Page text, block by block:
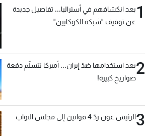
1بعد انكشافهم في أستراليا... تفاصيل جديدة
عن توقيف "شبكة الكوكايين"
2بعد استخدامها ضدّ إيران... أميركا تتسلّم دفعة
صواريخ كبيرة!
3الرئيس عون ردّ 4 قوانين إلى مجلس النواب
الإنـتـاج
لاعلاناتكم
شروط الإسـتخدام